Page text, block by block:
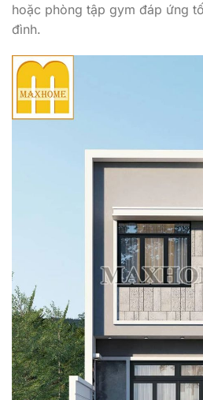
hoặc phòng tập gym đáp ứng
đình.